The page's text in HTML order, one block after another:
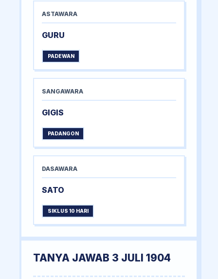
ASTAWARA
GURU
PADEWAN
SANGAWARA
GIGIS
PADANGON
DASAWARA
SATO
SIKLUS 10 HARI
TANYA JAWAB 3 JULI 1904